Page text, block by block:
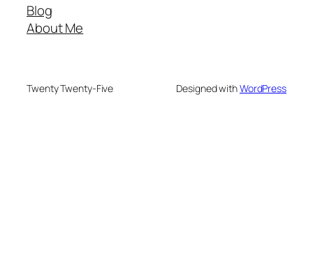
Blog
About Me
Twenty Twenty-Five Designed withWordPress